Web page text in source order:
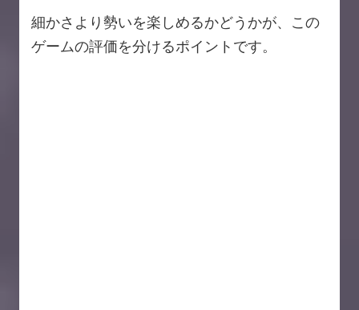
細かさより勢いを楽しめるかどうかが、この
ゲームの評価を分けるポイントです。